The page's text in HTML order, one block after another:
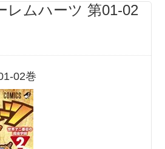
レムハーツ 第01-02
02巻